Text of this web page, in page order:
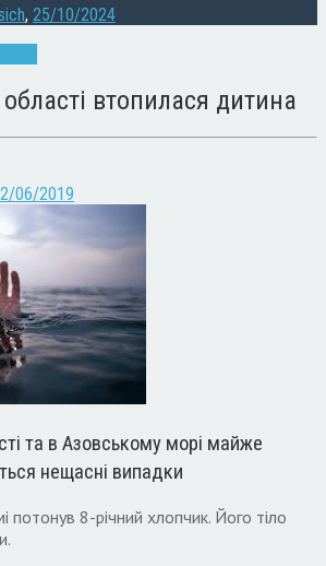
, 25/10/2024
області втопилася дитина
06/2019
та в Азовському морі майже
нещасні випадки
потонув 8-річний хлопчик. Його тіло